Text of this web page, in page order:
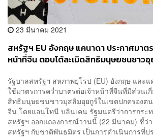
23 มีนาคม 2021
สหรัฐฯ EU อังกฤษ แคนาดา ประกาศมาต
หน้าที่จีน ตอบโต้ละเมิดสิทธิมนุษยชนชาว
รัฐบาลสหรัฐฯ สหภาพยุโรป (EU) อังกฤษ และ
ใช้มาตรการคว่ำบาตรต่อเจ้าหน้าที่จีนที่มีส่วนเ
สิทธิมนุษยชนชาวมุสลิมอุยกูร์ในเขตปกครองตน
จีน โดยแอนโทนี บลินเคน รัฐมนตรีว่าการกระท
สหรัฐฯ ออกแถลงการณ์วานนี้ (22 มีนาคม) ชี้ว่
สหรัฐฯ กับชาติพันธมิตร เป็นการดำเนินการที่ป